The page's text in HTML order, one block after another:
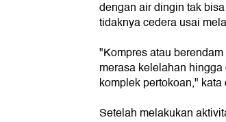
dengan air dingin tak
tidaknya cedera usai
"Kompres atau
merasa kelelahan
komplek pertokoan,"
Setelah melakukan